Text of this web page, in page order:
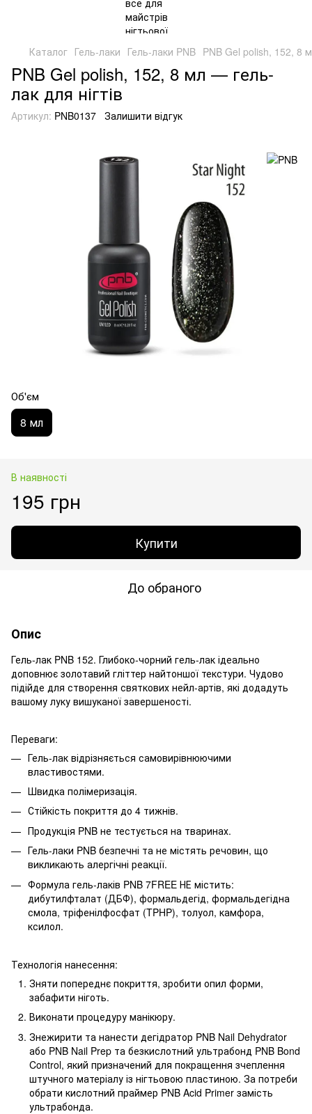
Каталог Гель-лаки Гель-лаки PNB PNB Gel polish, 152, 8
PNB Gel polish, 152, 8 мл — гель-
лак для нігтів
Артикул: PNB0137 Залишити відгук
Об'єм
8 мл
В наявності
195 грн
Купити
До обраного
Опис
Гель-лак PNB 152. Глибоко-чорний гель-лак ідеально
доповнює золотавий гліттер найтоншої текстури. Чудово
підійде для створення святкових нейл-артів, які додадуть
вашому луку вишуканої завершеності.
Переваги:
Гель-лак відрізняється самовирівнюючими
властивостями.
Швидка полімеризація.
Стійкість покриття до 4 тижнів.
Продукція PNB не тестується на тваринах.
Гель-лаки PNB безпечні та не містять речовин, що
викликають алергічні реакції.
Формула гель-лаків PNB 7FREE НЕ містить:
дибутилфталат (ДБФ), формальдегід, формальдегідна
смола, тріфенілфосфат (TPHP), толуол, камфора,
ксилол.
Технологія нанесення:
Зняти попереднє покриття, зробити опил форми,
забафити ніготь.
Виконати процедуру манікюру.
Знежирити та нанести дегідратор PNB Nail Dehydrator
або PNB Nail Prep та безкислотний ультрабонд PNB Bond
Control, який призначений для покращення зчеплення
штучного матеріалу із нігтьовою пластиною. За потреби
обрати кислотний праймер PNB Acid Primer замість
ультрабонда.